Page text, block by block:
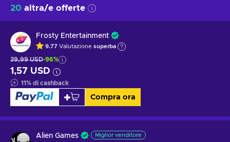
20 altra/e offerte
Frosty Entertainment
9.77 Valutazione superba
39,99 USD-96%
1,57 USD
11% di cashback
Compra ora
Alien Games Miglior venditore